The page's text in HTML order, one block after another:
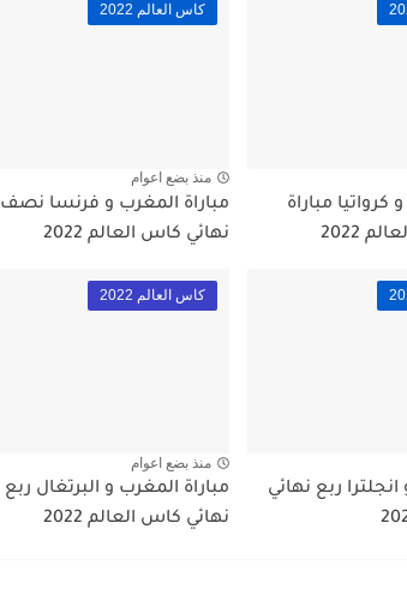
كرواتيا مباراة
2022
كاس العالم 2022
منذ بضع اعوام
مباراة المغرب و فرنسا نصف
نهائي كاس العالم 2022
ربع نهائي
كاس العالم 2022
منذ بضع اعوام
مباراة المغرب و البرتغال ربع
نهائي كاس العالم 2022